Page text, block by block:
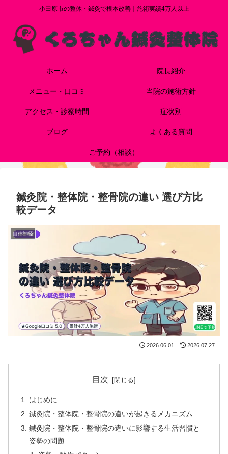
小田原市の整体・鍼灸で根本改善｜施術実績4万人以上
ホーム 院長紹介
メニュー・口コミ 当院の施術方針
アクセス・診察時間 症状別
ブログ よくある質問
ご予約（相談）
鍼灸院・整体院・整骨院の違い 選び方比
較データ
自律神経
2026.06.01 2026.07.27
目次
はじめに
鍼灸院・整体院・整骨院の違いが起きるメカニズム
鍼灸院・整体院・整骨院の違いに影響する生活習慣と
姿勢の問題